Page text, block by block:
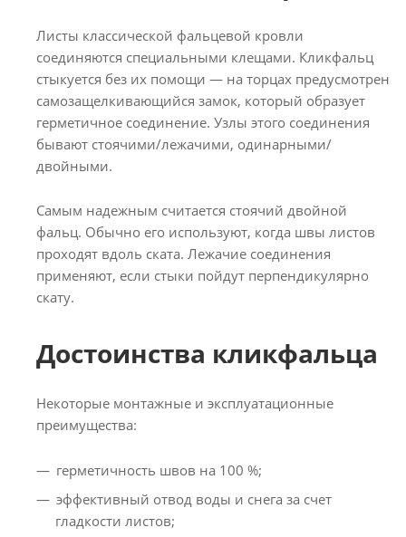
Листы классической фальцевой кровли
соединяются специальными клещами. Кликфальц
стыкуется без их помощи — на торцах предусмотрен
самозащелкивающийся замок, который образует
герметичное соединение. Узлы этого соединения
бывают стоячими/лежачими, одинарными/
двойными.
Самым надежным считается стоячий двойной
фальц. Обычно его используют, когда швы листов
проходят вдоль ската. Лежачие соединения
применяют, если стыки пойдут перпендикулярно
скату.
Достоинства кликфальца
Некоторые монтажные и эксплуатационные
преимущества:
герметичность швов на 100 %;
эффективный отвод воды и снега за счет
гладкости листов;